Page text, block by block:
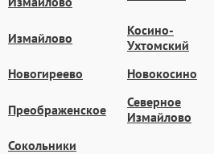
Измайлово
Косино-
Ухтомский
Новогиреево Новокосино
Преображенское
Северное
Измайлово
Сокольники